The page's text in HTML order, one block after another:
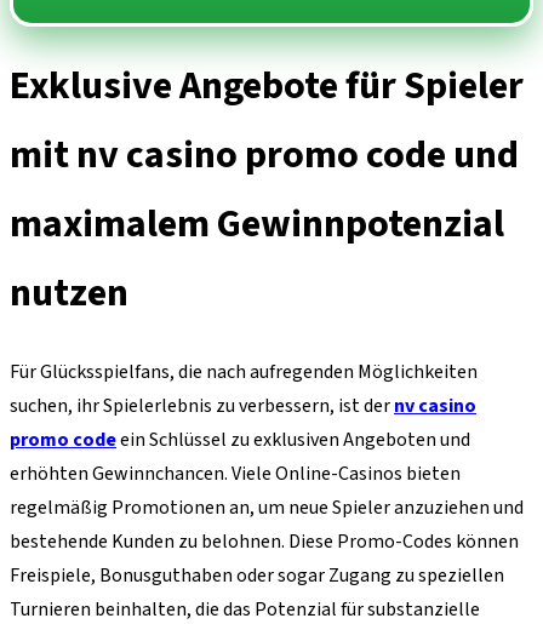
Exklusive Angebote für Spieler
mit nv casino promo code und
maximalem Gewinnpotenzial
nutzen
Für Glücksspielfans, die nach aufregenden Möglichkeiten
suchen, ihr Spielerlebnis zu verbessern, ist dernv casino
promo codeein Schlüssel zu exklusiven Angeboten und
erhöhten Gewinnchancen. Viele Online-Casinos bieten
regelmäßig Promotionen an, um neue Spieler anzuziehen und
bestehende Kunden zu belohnen. Diese Promo-Codes können
Freispiele, Bonusguthaben oder sogar Zugang zu speziellen
Turnieren beinhalten, die das Potenzial für substanzielle